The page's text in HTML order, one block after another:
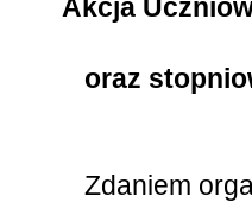
Akcja
oraz
Zdaniem